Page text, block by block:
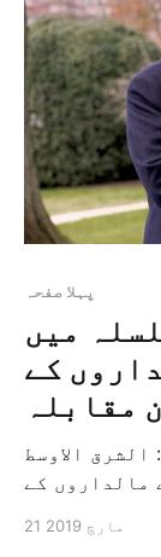
پہلا صفحہ
میں
کے
مقابلہ
الاوسط
مالداروں کے
شروع ہو
21 مارچ 2019